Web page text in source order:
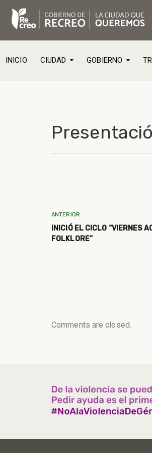
INICIO CIUDAD GOBIERNO
ANTERIOR
INICIÓ EL CICLO “VIERNES
FOLKLORE”
Comments are closed.